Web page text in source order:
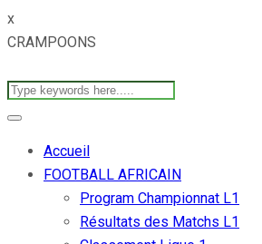
x
CRAMPOONS
Accueil
FOOTBALL AFRICAIN
Program Championnat L1
Résultats des Matchs L1